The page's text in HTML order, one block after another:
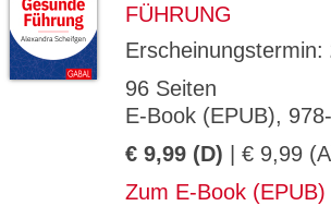
FÜHRUNG
Erscheinungstermin:
96 Seiten
E-Book (EPUB),
€ 9,99 (D) | € 9,99
Zum E-Book (EPUB)